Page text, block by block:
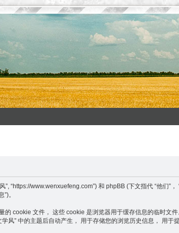
“https://www.wenxuefeng.com”) 和 phpBB (下文指代 “他们”
。
cookie 文件， 这些 cookie 是浏览器用于缓存信息的临时文
风” 中的主题后自动产生， 用于存储您的浏览历史信息， 用于